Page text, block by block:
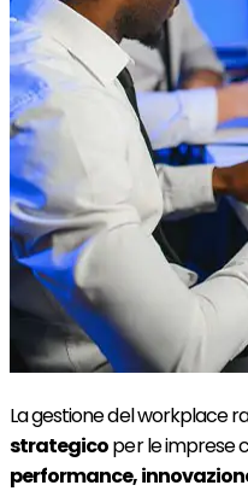
La gestione del workplace
strategicoper le imprese
performance,